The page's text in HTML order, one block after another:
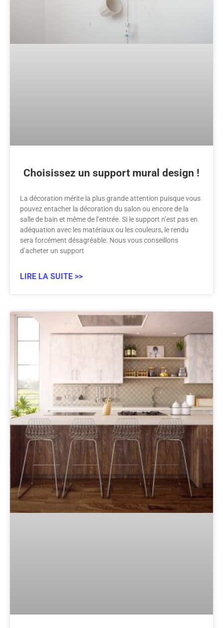
Choisissez un support mural design !
La décoration mérite la plus grande attention puisque vous
pouvez entacher la décoration du salon ou encore de la
salle de bain et même de l’entrée. Si le support n’est pas en
adéquation avec les matériaux ou les couleurs, le rendu
sera forcément désagréable. Nous vous conseillons
d’acheter un support
LIRE LA SUITE >>